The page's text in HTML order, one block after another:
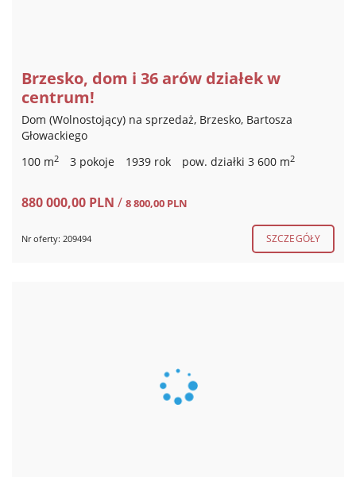
Brzesko, dom i 36 arów działek w
centrum!
Dom (Wolnostojący) na sprzedaż, Brzesko, Bartosza
Głowackiego
100 m2 3 pokoje 1939 rok pow. działki 3 600 m2
880 000,00 PLN / 8 800,00 PLN
Nr oferty: 209494 SZCZEGÓŁY